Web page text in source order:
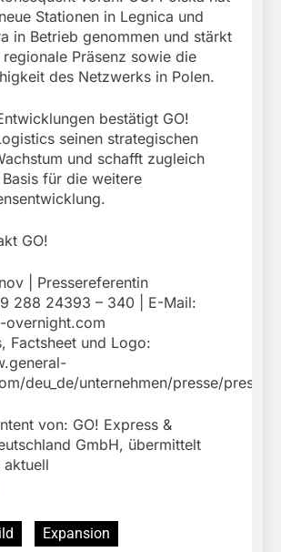
Stationen in Legnica und
in Betrieb genommen und stärkt
Präsenz sowie die
des Netzwerks in Polen.
bestätigt GO!
seinen strategischen
und schafft zugleich
für die weitere
GO!
| Pressereferentin
288 24393 – 340 | E-Mail:
overnight.com
Factsheet und Logo:
deu_de/unternehmen/presse/
von: GO! Express &
GmbH, übermittelt
Expansion